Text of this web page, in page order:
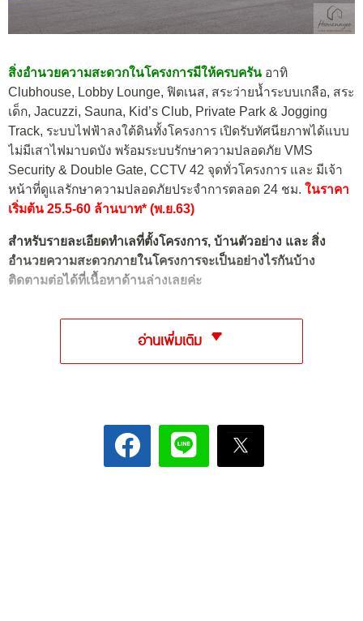
สิ่งอำนวยความสะดวกในโครงการมีให้ครบครัน อาทิ
Clubhouse, Lobby Lounge, ฟิตเนส, สระว่ายน้ำระบบเกลือ, สระ
เด็ก, Jacuzzi, Sauna, Kid’s Club, Private Park & Jogging
Track, ระบบไฟฟ้าลงใต้ดินทั้งโครงการ เปิดรับทัศนียภาพได้แบบ
ไม่มีเสาไฟมาบดบัง พร้อมระบบรักษาความปลอดภัย VMS
Security & Double Gate, CCTV 42 จุดทั่วโครงการ และ มีเจ้า
หน้าที่ดูแลรักษาความปลอดภัยประจำการตลอด 24 ชม. ในราคา
เริ่มต้น 25.5-60 ล้านบาท* (พ.ย.63)
สำหรับรายละเอียดทำเลที่ตั้งโครงการ, บ้านตัวอย่าง และ สิ่ง
อำนวยความสะดวกภายในโครงการจะเป็นอย่างไรกันบ้าง
ติดตามต่อได้ที่เนื้อหาด้านล่างเลยค่ะ
อ่านเพิ่มเติม